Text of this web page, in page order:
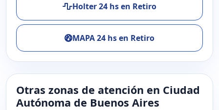
Holter 24 hs en Retiro
MAPA 24 hs en Retiro
Otras zonas de atención en Ciudad
Autónoma de Buenos Aires